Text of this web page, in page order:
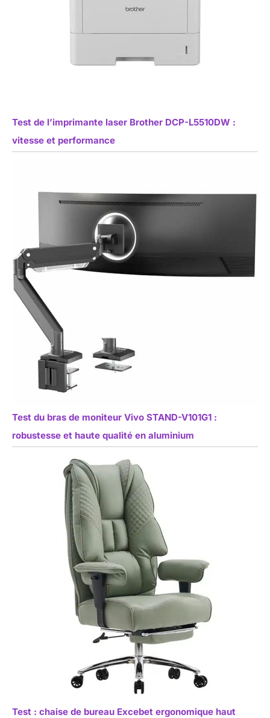
Test de l’imprimante laser Brother DCP-L5510DW :
vitesse et performance
Test du bras de moniteur Vivo STAND-V101G1 :
robustesse et haute qualité en aluminium
Test : chaise de bureau Excebet ergonomique haut